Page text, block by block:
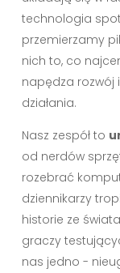
technologia
przemierzamy
nich to, co
napędza
działania.
Nasz zespół to
od nerdów
rozebrać
dziennikarzy
historie ze
graczy
nas jedno -